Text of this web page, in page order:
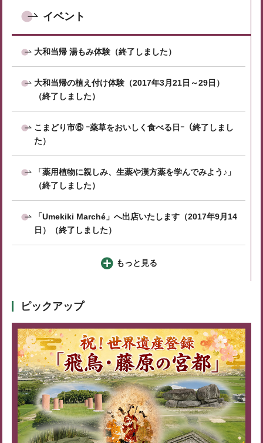
イベント
大和当帰 湯もみ体験（終了しました）
大和当帰の植え付け体験（2017年3月21日～29日）
（終了しました）
こまどり市⑥ ｰ薬草をおいしく食べる日ｰ（終了しまし
た）
「薬用植物に親しみ、生薬や漢方薬を学んでみよう♪」
（終了しました）
「Umekiki Marché」へ出店いたします（2017年9月14
日）（終了しました）
もっと見る
ピックアップ